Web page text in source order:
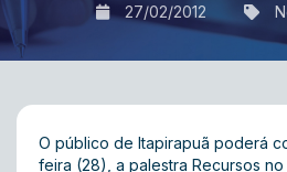
27/02/2012
O público de Itapirapuã poderá
feira (28), a palestra Recursos no